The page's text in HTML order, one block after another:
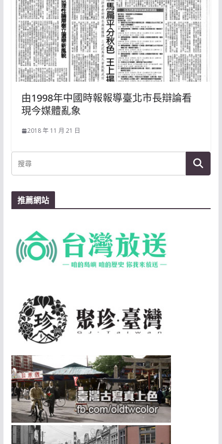
由1998年中國時報報導臺北市長辯論看
現今媒體亂象
2018 年 11 月 21 日
推薦網站